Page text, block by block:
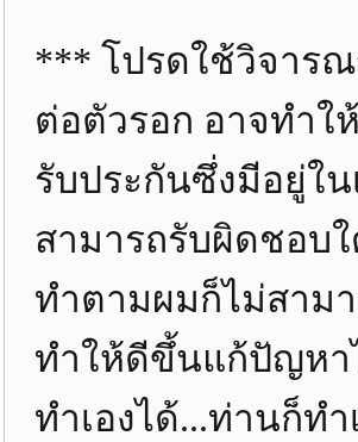
*** โปรดใช้วิจาร
ต่อตัวรอก อาจทำใ
รับประกันซึ่งมีอยู่ใ
สามารถรับผิดชอบ
ทำตามผมก็ไม่สาม
ทำให้ดีขึ้นแก้ปัญหา
ทำเองได้...ท่านก็ท